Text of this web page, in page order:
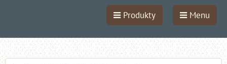
Produkty Menu